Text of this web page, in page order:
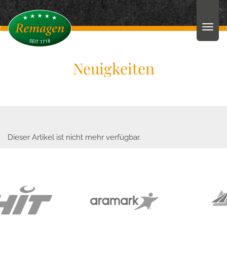
Neuigkeiten
Dieser Artikel ist nicht mehr verfügbar.